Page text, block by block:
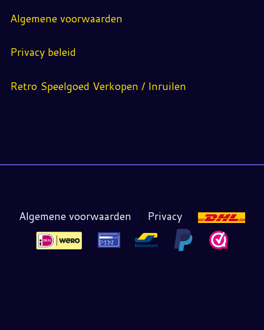
Algemene voorwaarden
Privacy beleid
Retro Speelgoed Verkopen / Inruilen
Algemene voorwaarden | Privacy |